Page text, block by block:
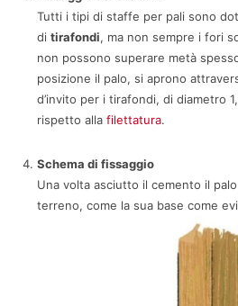
Tutti i tipi di staffe per pali sono
di tirafondi, ma non sempre i fori
non possono superare metà
posizione il palo, si aprono
d’invito per i tirafondi, di diametro
rispetto alla filettatura.
Schema di fissaggio
Una volta asciutto il cemento il
terreno, come la sua base come